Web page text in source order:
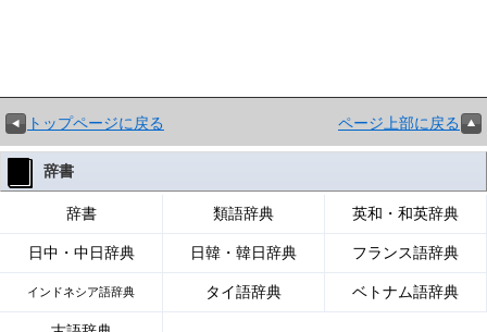
トップページに戻る ページ上部に戻る
辞書
辞書 類語辞典 英和・和英辞典
日中・中日辞典 日韓・韓日辞典 フランス語辞典
インドネシア語辞典 タイ語辞典 ベトナム語辞典